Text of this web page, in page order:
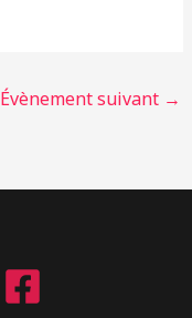
Évènement suivant →